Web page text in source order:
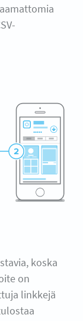
koska
on
linkkejä